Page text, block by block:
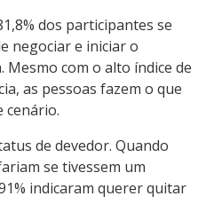
dos participantes se
negociar e iniciar o
Mesmo com o alto índice de
as pessoas fazem o que
cenário.
de devedor. Quando
se tivessem um
indicaram querer quitar